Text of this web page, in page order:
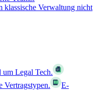
klassische Verwaltung nicht
Legal Tech.
Vertragstypen.
E-